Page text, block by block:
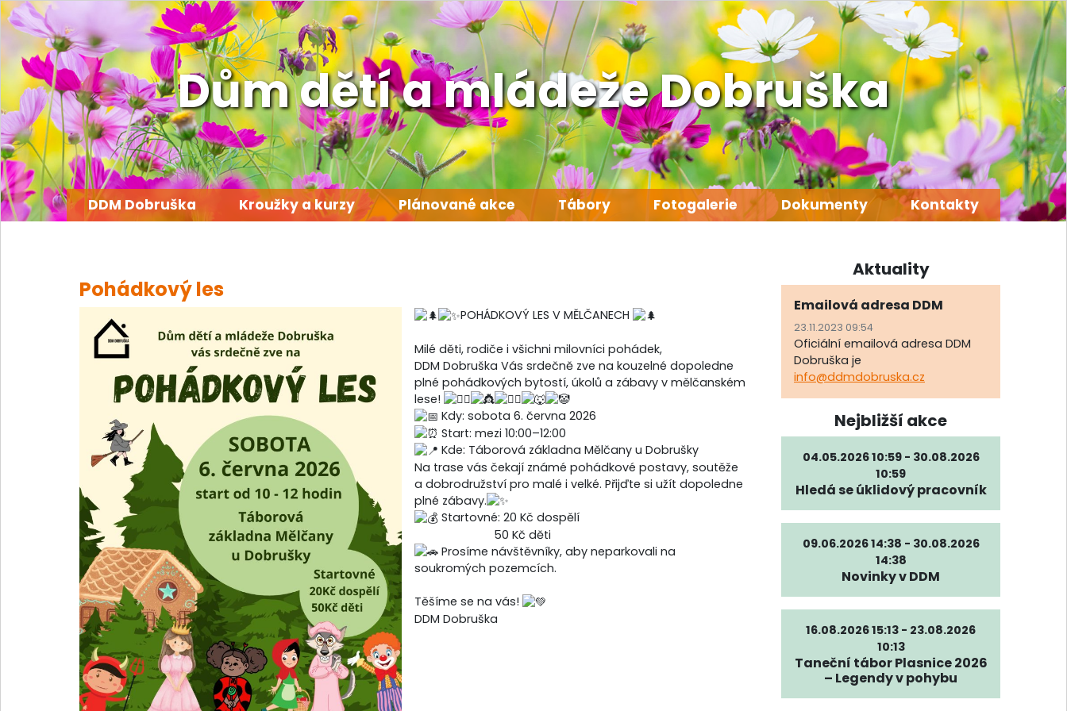
Dům dětí a mládeže Dobruška
DDM Dobruška Kroužky a kurzy Plánované akce Tábory Fotogalerie Dokumenty Kontakty
Pohádkový les
POHÁDKOVÝ LES V MĚLČANECH
Milé děti, rodiče i všichni milovníci pohádek,
DDM Dobruška Vás srdečně zve na kouzelné dopoledne
plné pohádkových bytostí, úkolů a zábavy v mělčanském
lese!
Kdy: sobota 6. června 2026
Start: mezi 10:00–12:00
Kde: Táborová základna Mělčany u Dobrušky
Na trase vás čekají známé pohádkové postavy, soutěže
a dobrodružství pro malé i velké. Přijďte si užít dopoledne
plné zábavy.
Startovné: 20 Kč dospělí
50 Kč děti
Prosíme návštěvníky, aby neparkovali na
soukromých pozemcích.
Těšíme se na vás!
DDM Dobruška
Aktuality
Emailová adresa DDM
23.11.2023 09:54
Oficiální emailová adresa DDM
Dobruška je
info@ddmdobruska.cz
Nejbližší akce
04.05.2026 10:59 - 30.08.2026
10:59
Hledá se úklidový pracovník
09.06.2026 14:38 - 30.08.2026
14:38
Novinky v DDM
16.08.2026 15:13 - 23.08.2026
10:13
Taneční tábor Plasnice 2026
– Legendy v pohybu